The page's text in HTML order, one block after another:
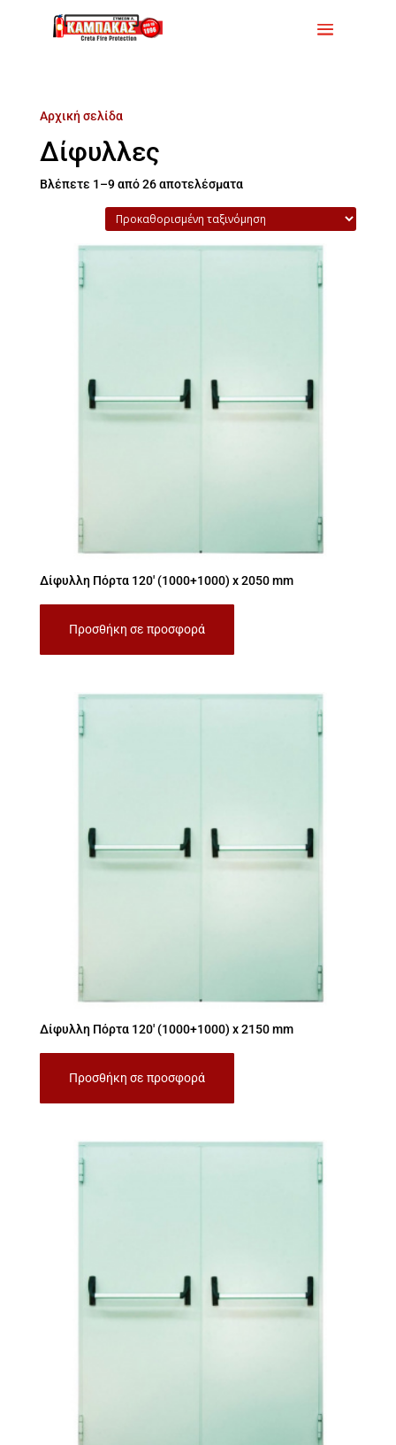
Αρχική σελίδα/ Προϊόντα με ετικέτα “Δίφυλλες”
Δίφυλλες
Βλέπετε 1–9 από 26 αποτελέσματα
Δίφυλλη Πόρτα 120′ (1000+1000) x 2050 mm
Προσθήκη σε προσφορά
Δίφυλλη Πόρτα 120′ (1000+1000) x 2150 mm
Προσθήκη σε προσφορά